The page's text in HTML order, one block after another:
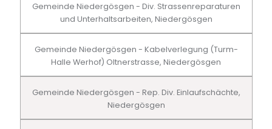
Gemeinde Niedergösgen - Div. Strassenreparaturen
und Unterhaltsarbeiten, Niedergösgen
Gemeinde Niedergösgen - Kabelverlegung (Turm-
Halle Werhof) Oltnerstrasse, Niedergösgen
Gemeinde Niedergösgen - Rep. Div. Einlaufschächte,
Niedergösgen